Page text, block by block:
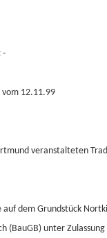
-
12.11.99
veranstalteten
dem Grundstück
(BauGB) unter